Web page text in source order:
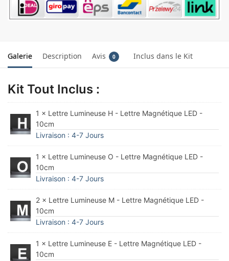
Galerie Description Avis 0 Inclus dans le Kit
Kit Tout Inclus :
1 × Lettre Lumineuse H - Lettre Magnétique LED -
10cm
Livraison : 4-7 Jours
1 × Lettre Lumineuse O - Lettre Magnétique LED -
10cm
Livraison : 4-7 Jours
2 × Lettre Lumineuse M - Lettre Magnétique LED -
10cm
Livraison : 4-7 Jours
1 × Lettre Lumineuse E - Lettre Magnétique LED -
10cm